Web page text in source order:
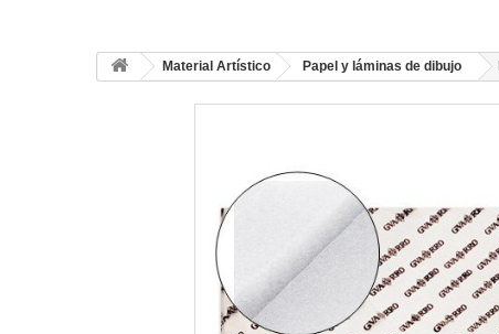
Material Artístico Papel y láminas de dibujo